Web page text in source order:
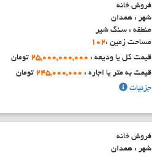
فروش خانه
شهر : همدان
منطقه : سنگ شیر
مساحت زمین :102
قیمت کل یا ودیعه : 25,000,000,000 تومان
قیمت به متر یا اجاره : 245,000,000 تومان
جزئیات
فروش خانه
شهر : همدان